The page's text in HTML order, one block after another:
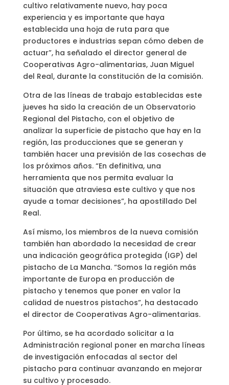
cultivo relativamente nuevo, hay poca
experiencia y es importante que haya
establecida una hoja de ruta para que
productores e industrias sepan cómo deben de
actuar”, ha señalado el director general de
Cooperativas Agro-alimentarias, Juan Miguel
del Real, durante la constitución de la comisión.
Otra de las líneas de trabajo establecidas este
jueves ha sido la creación de un Observatorio
Regional del Pistacho, con el objetivo de
analizar la superficie de pistacho que hay en la
región, las producciones que se generan y
también hacer una previsión de las cosechas de
los próximos años. “En definitiva, una
herramienta que nos permita evaluar la
situación que atraviesa este cultivo y que nos
ayude a tomar decisiones”, ha apostillado Del
Real.
Así mismo, los miembros de la nueva comisión
también han abordado la necesidad de crear
una indicación geográfica protegida (IGP) del
pistacho de La Mancha. “Somos la región más
importante de Europa en producción de
pistacho y tenemos que poner en valor la
calidad de nuestros pistachos”, ha destacado
el director de Cooperativas Agro-alimentarias.
Por último, se ha acordado solicitar a la
Administración regional poner en marcha líneas
de investigación enfocadas al sector del
pistacho para continuar avanzando en mejorar
su cultivo y procesado.